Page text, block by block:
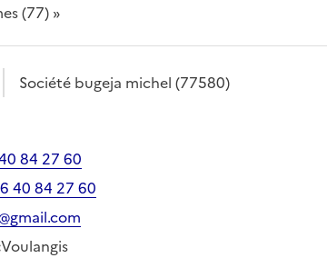
(77) »
Société bugeja michel (77580)
84 27 60
40 84 27 60
Voulangis